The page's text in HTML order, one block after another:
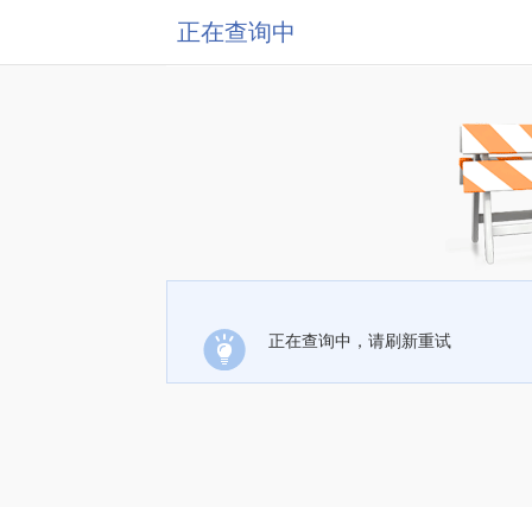
正在查询中
正在查询中，请刷新重试